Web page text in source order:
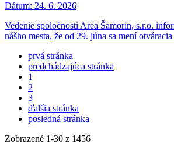
Dátum: 24. 6. 2026
Vedenie spoločnosti Area Šamorín, s.r.o.
nášho mesta, že od 29. júna sa mení
prvá stránka
predchádzajúca stránka
1
2
3
ďalšia stránka
posledná stránka
Zobrazené 1-30 z 1456